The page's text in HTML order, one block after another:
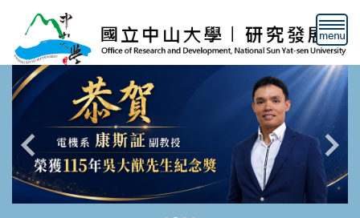
主
要
內
容